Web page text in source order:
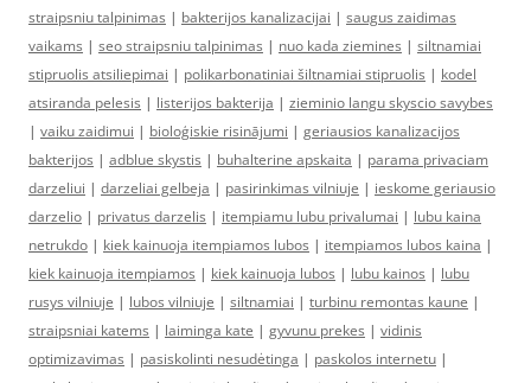
straipsniu talpinimas | bakterijos kanalizacijai | saugus zaidimas
vaikams | seo straipsniu talpinimas | nuo kada ziemines | siltnamiai
stipruolis atsiliepimai | polikarbonatiniai šiltnamiai stipruolis | kodel
atsiranda pelesis | listerijos bakterija | zieminio langu skyscio savybes
| vaiku zaidimui | bioloģiskie risinājumi | geriausios kanalizacijos
bakterijos | adblue skystis | buhalterine apskaita | parama privaciam
darzeliui | darzeliai gelbeja | pasirinkimas vilniuje | ieskome geriausio
darzelio | privatus darzelis | itempiamu lubu privalumai | lubu kaina
netrukdo | kiek kainuoja itempiamos lubos | itempiamos lubos kaina |
kiek kainuoja itempiamos | kiek kainuoja lubos | lubu kainos | lubu
rusys vilniuje | lubos vilniuje | siltnamiai | turbinu remontas kaune |
straipsniai katems | laiminga kate | gyvunu prekes | vidinis
optimizavimas | pasiskolinti nesudėtinga | paskolos internetu |